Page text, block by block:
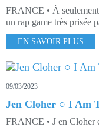
FRANCE • À
un rap game très prisée
EN SAVOIR PLUS
09/03/2023
Jen Cloher ○ I Am
FRANCE • J en Cloher